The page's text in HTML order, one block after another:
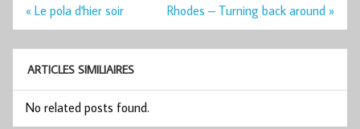
Navigation
l’article
« Le pola d'hier soir Rhodes – Turning back around »
ARTICLES SIMILIAIRES
No related posts found.